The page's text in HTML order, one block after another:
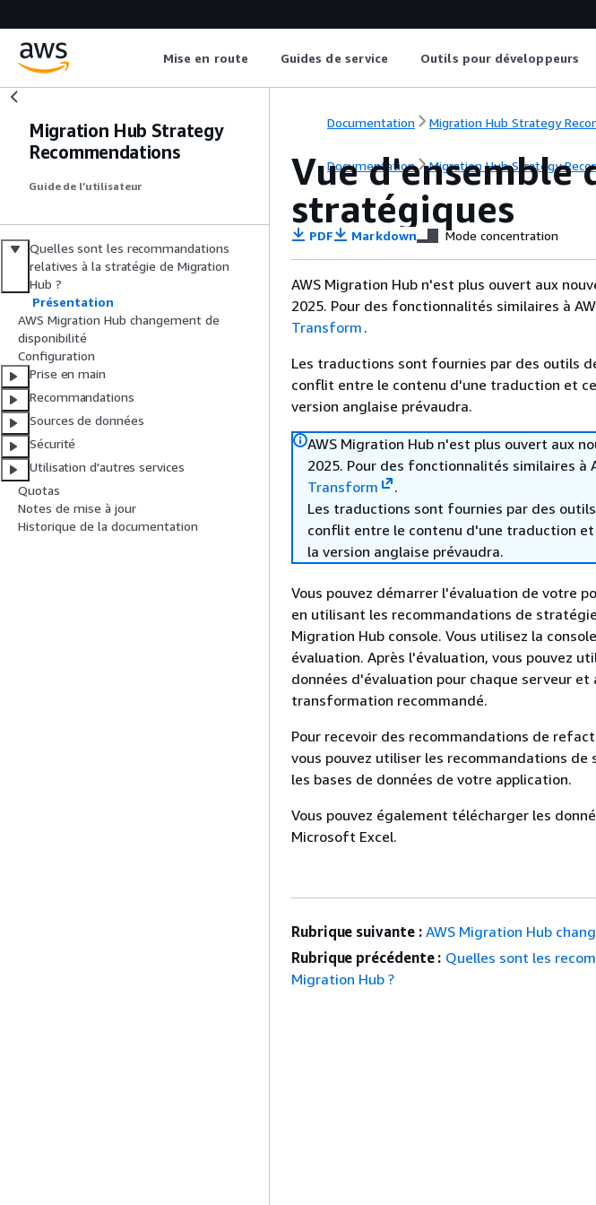
Mise en route Guides de service Outils pour développeurs
Migration Hub Strategy
Recommendations
Guide de l’utilisateur
Quelles sont les recommandations
relatives à la stratégie de Migration
Hub ?
Présentation
AWS Migration Hub changement de
disponibilité
Configuration
Prise en main
Recommandations
Sources de données
Sécurité
Utilisation d'autres services
Quotas
Notes de mise à jour
Historique de la documentation
Documentation Migration Hub Strategy
Documentation Migration Hub Strategy
Vue d'ensemble
stratégiques
PDF Markdown Mode concentration
AWS Migration Hub n'est plus ouvert aux
2025. Pour des fonctionnalités similaires à
Transform .
Les traductions sont fournies par des outils
conflit entre le contenu d'une traduction et
version anglaise prévaudra.
AWS Migration Hub n'est plus ouvert aux
2025. Pour des fonctionnalités similaires à
Transform
.
Les traductions sont fournies par des
conflit entre le contenu d'une traduction
la version anglaise prévaudra.
Vous pouvez démarrer l'évaluation de votre
en utilisant les recommandations de
Migration Hub console. Vous utilisez la
évaluation. Après l'évaluation, vous pouvez
données d'évaluation pour chaque serveur
transformation recommandé.
Pour recevoir des recommandations de
vous pouvez utiliser les recommandations
les bases de données de votre application.
Vous pouvez également télécharger les
Microsoft Excel.
Rubrique suivante : AWS Migration Hub
Rubrique précédente : Quelles sont les
Migration Hub ?